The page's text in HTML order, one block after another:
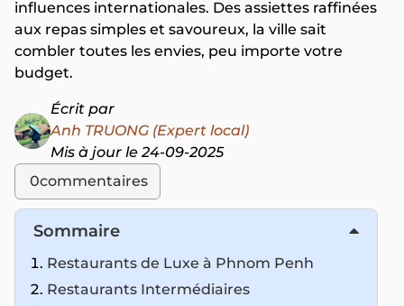
influences internationales. Des assiettes raffinées
aux repas simples et savoureux, la ville sait
combler toutes les envies, peu importe votre
budget.
Écrit par
Anh TRUONG (Expert local)
Mis à jour le 24-09-2025
0commentaires
Sommaire
Restaurants de Luxe à Phnom Penh
Restaurants Intermédiaires